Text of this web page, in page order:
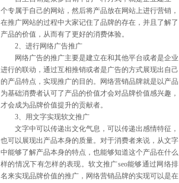
个专属于自己的网站，然后将产品放在网站上进行营销，
在推广网站的过程中大家记住了品牌的存在，并且了解了
产品的价值，从而有了更好的消费体验。
2、进行网络广告推广
网络广告的推广主要是建立在和其他平台或者是企业
进行的联动，通过互相推销或者是广告的方式展现出自己
的产品特点，实现推广的目的。网络营销品牌就是以产品
为基础消费者认可了产品的价值才会对品牌价值感兴趣，
才会成为品牌价值提升的贡献者。
3、用文字实现软文推广
文字中可以传递出文化气息，可以传递出感情特征，
也可以展现出产品本身的质量。对于消费者来说，从文字
中能够了解产品本身的特点，也能够知道这个产品在什么
样的情况下有怎样的表现。软文推广seo能够通过网络排
名来实现品牌价值的推广，网络营销品牌的实现可以是在